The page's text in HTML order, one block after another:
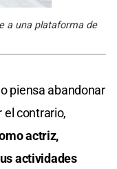
a una plataforma de
piensa abandonar
el contrario,
actriz,
actividades